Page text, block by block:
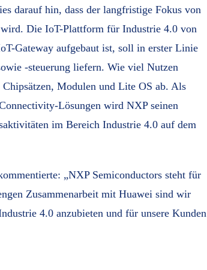
darauf hin, dass der langfristige Fokus von
Die IoT-Plattform für Industrie 4.0 von
Gateway aufgebaut ist, soll in erster Linie
-steuerung liefern. Wie viel Nutzen
Modulen und Lite OS ab. Als
Lösungen wird NXP seinen
im Bereich Industrie 4.0 auf dem
„NXP Semiconductors steht für
Zusammenarbeit mit Huawei sind wir
4.0 anzubieten und für unsere Kunden